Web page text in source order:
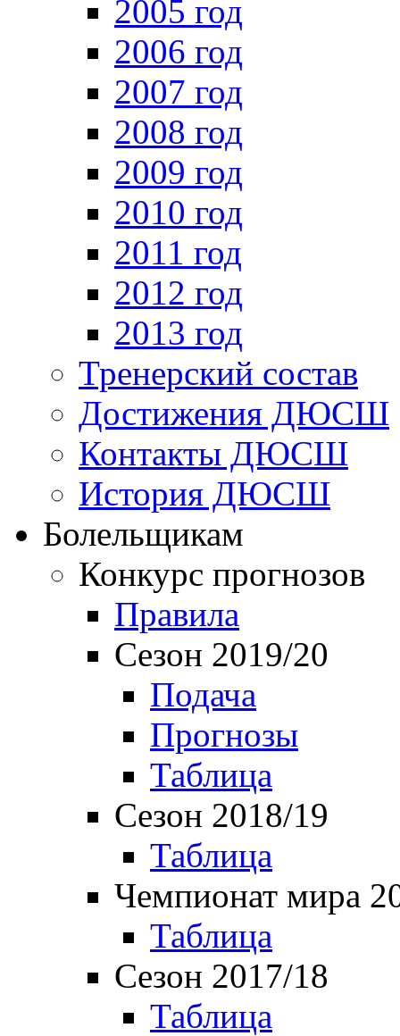
2005 год
2006 год
2007 год
2008 год
2009 год
2010 год
2011 год
2012 год
2013 год
Тренерский состав
Достижения ДЮСШ
Контакты ДЮСШ
История ДЮСШ
Болельщикам
Конкурс прогнозов
Правила
Сезон 2019/20
Подача
Прогнозы
Таблица
Сезон 2018/19
Таблица
Чемпионат мира
Таблица
Сезон 2017/18
Таблица